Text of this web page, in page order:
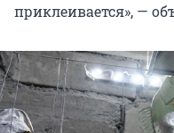
приклеивается», —